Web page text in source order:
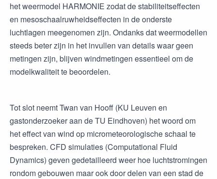
het weermodel HARMONIE zodat de stabiliteitseffecten
en mesoschaalruwheidseffecten in de onderste
luchtlagen meegenomen zijn. Ondanks dat weermodellen
steeds beter zijn in het invullen van details waar geen
metingen zijn, blijven windmetingen essentieel om de
modelkwaliteit te beoordelen.
Tot slot neemt Twan van Hooff (KU Leuven en
gastonderzoeker aan de TU Eindhoven) het woord om
het effect van wind op micrometeorologische schaal te
bespreken. CFD simulaties (Computational Fluid
Dynamics) geven gedetailleerd weer hoe luchtstromingen
rondom gebouwen maar ook door delen van een stad de